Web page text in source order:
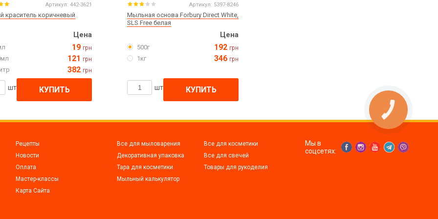
Артикул: 442-3621
краситель коричневый
Цена
19 грн
121 грн
382 грн
шт КУПИТЬ
Артикул: 5397-8246
Мыльная основа Forbury Direct White,
SLS Free белая
Цена
500г 192 грн
1кг 346 грн
шт КУПИТЬ
Рецепты
Новости
Оплата
Мастер-классы
Карта Сайта
Все для мыловарения
Все для косметики
Декоративная упаковка
Все для свечей
Тара для косметики
Товары для рукоделия
Мыльный калькулятор
Мы в
соцсетях: